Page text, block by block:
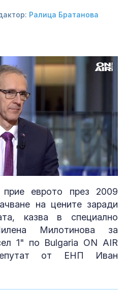
Ралица Братанова
еврото през 2009
на цените заради
казва в специално
Милотинова за
1" по Bulgaria ON AIR
от ЕНП Иван